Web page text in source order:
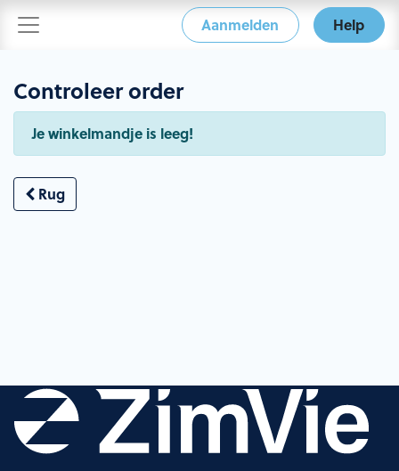
Aanmelden Help
Controleer order
Je winkelmandje is leeg!
Rug